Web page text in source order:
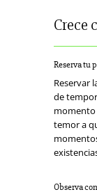
Crece
Reserva tu
Reservar
de
momento
temor a
Observa